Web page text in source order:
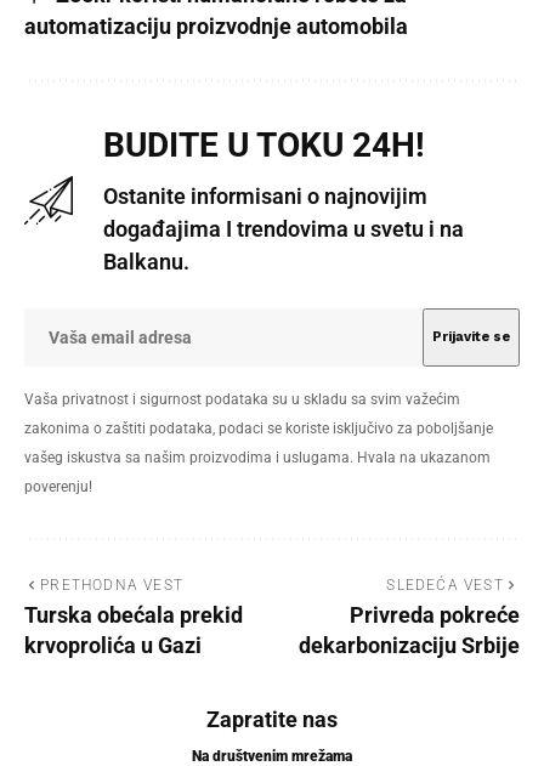
automatizaciju proizvodnje automobila
BUDITE U TOKU 24H!
Ostanite informisani o najnovijim
događajima I trendovima u svetu i na
Balkanu.
Vaša privatnost i sigurnost podataka su u skladu sa svim važećim
zakonima o zaštiti podataka, podaci se koriste isključivo za poboljšanje
vašeg iskustva sa našim proizvodima i uslugama. Hvala na ukazanom
poverenju!
PRETHODNA VEST
Turska obećala prekid
krvoprolića u Gazi
SLEDEĆA VEST
Privreda pokreće
dekarbonizaciju Srbije
Zapratite nas
Na društvenim mrežama